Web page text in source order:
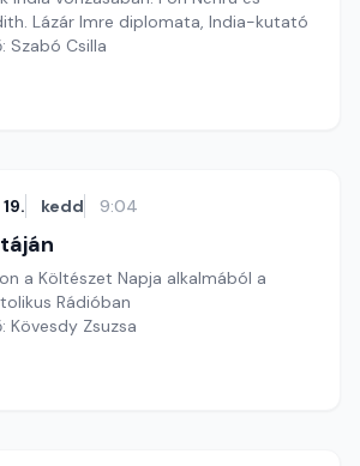
Lázár Imre diplomata, India-kutató
Szabó Csilla
kedd 9:04
a Költészet Napja alkalmából a
Rádióban
Kövesdy Zsuzsa